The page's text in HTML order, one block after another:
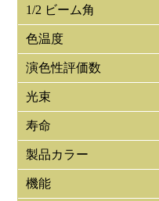
1/2 ビーム角
色温度
演色性評価数
光束
寿命
製品カラー
機能